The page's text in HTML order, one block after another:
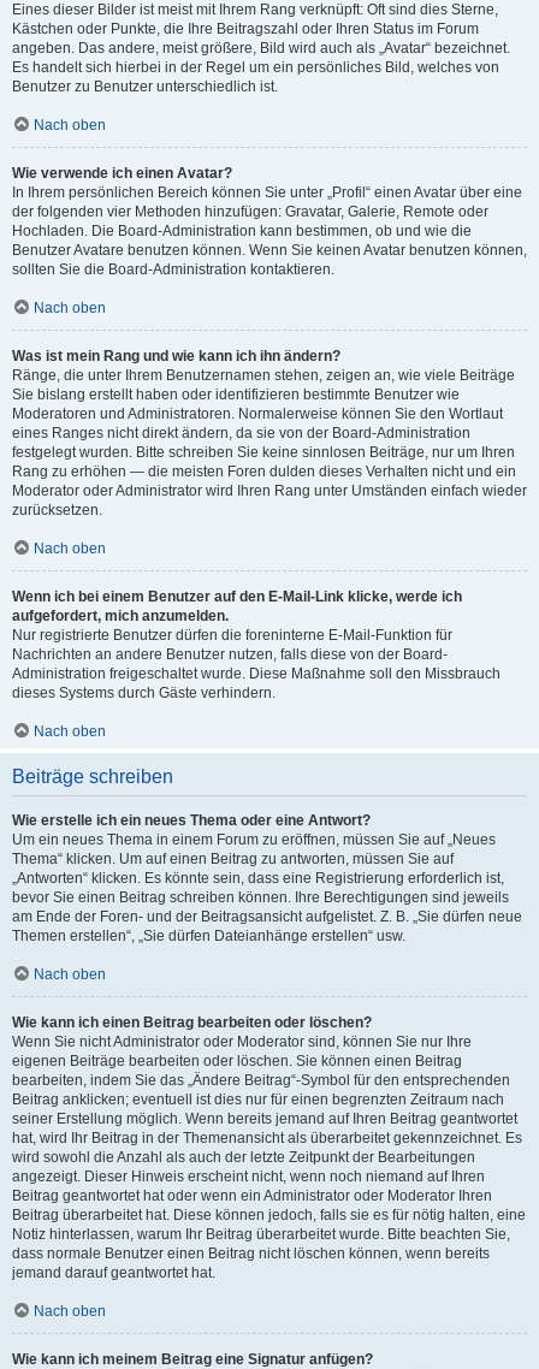
Eines dieser Bilder ist meist mit Ihrem Rang verknüpft: Oft sind dies Sterne,
Kästchen oder Punkte, die Ihre Beitragszahl oder Ihren Status im Forum
angeben. Das andere, meist größere, Bild wird auch als „Avatar“ bezeichnet.
Es handelt sich hierbei in der Regel um ein persönliches Bild, welches von
Benutzer zu Benutzer unterschiedlich ist.
Nach oben
Wie verwende ich einen Avatar?
In Ihrem persönlichen Bereich können Sie unter „Profil“ einen Avatar über eine
der folgenden vier Methoden hinzufügen: Gravatar, Galerie, Remote oder
Hochladen. Die Board-Administration kann bestimmen, ob und wie die
Benutzer Avatare benutzen können. Wenn Sie keinen Avatar benutzen können,
sollten Sie die Board-Administration kontaktieren.
Nach oben
Was ist mein Rang und wie kann ich ihn ändern?
Ränge, die unter Ihrem Benutzernamen stehen, zeigen an, wie viele Beiträge
Sie bislang erstellt haben oder identifizieren bestimmte Benutzer wie
Moderatoren und Administratoren. Normalerweise können Sie den Wortlaut
eines Ranges nicht direkt ändern, da sie von der Board-Administration
festgelegt wurden. Bitte schreiben Sie keine sinnlosen Beiträge, nur um Ihren
Rang zu erhöhen — die meisten Foren dulden dieses Verhalten nicht und ein
Moderator oder Administrator wird Ihren Rang unter Umständen einfach wieder
zurücksetzen.
Nach oben
Wenn ich bei einem Benutzer auf den E-Mail-Link klicke, werde ich
aufgefordert, mich anzumelden.
Nur registrierte Benutzer dürfen die foreninterne E-Mail-Funktion für
Nachrichten an andere Benutzer nutzen, falls diese von der Board-
Administration freigeschaltet wurde. Diese Maßnahme soll den Missbrauch
dieses Systems durch Gäste verhindern.
Nach oben
Beiträge schreiben
Wie erstelle ich ein neues Thema oder eine Antwort?
Um ein neues Thema in einem Forum zu eröffnen, müssen Sie auf „Neues
Thema“ klicken. Um auf einen Beitrag zu antworten, müssen Sie auf
„Antworten“ klicken. Es könnte sein, dass eine Registrierung erforderlich ist,
bevor Sie einen Beitrag schreiben können. Ihre Berechtigungen sind jeweils
am Ende der Foren- und der Beitragsansicht aufgelistet. Z. B. „Sie dürfen neue
Themen erstellen“, „Sie dürfen Dateianhänge erstellen“ usw.
Nach oben
Wie kann ich einen Beitrag bearbeiten oder löschen?
Wenn Sie nicht Administrator oder Moderator sind, können Sie nur Ihre
eigenen Beiträge bearbeiten oder löschen. Sie können einen Beitrag
bearbeiten, indem Sie das „Ändere Beitrag“-Symbol für den entsprechenden
Beitrag anklicken; eventuell ist dies nur für einen begrenzten Zeitraum nach
seiner Erstellung möglich. Wenn bereits jemand auf Ihren Beitrag geantwortet
hat, wird Ihr Beitrag in der Themenansicht als überarbeitet gekennzeichnet. Es
wird sowohl die Anzahl als auch der letzte Zeitpunkt der Bearbeitungen
angezeigt. Dieser Hinweis erscheint nicht, wenn noch niemand auf Ihren
Beitrag geantwortet hat oder wenn ein Administrator oder Moderator Ihren
Beitrag überarbeitet hat. Diese können jedoch, falls sie es für nötig halten, eine
Notiz hinterlassen, warum Ihr Beitrag überarbeitet wurde. Bitte beachten Sie,
dass normale Benutzer einen Beitrag nicht löschen können, wenn bereits
jemand darauf geantwortet hat.
Nach oben
Wie kann ich meinem Beitrag eine Signatur anfügen?